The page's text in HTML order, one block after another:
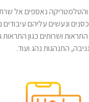
ונעשים עליהם עיבודים
התראות ושרותים כגון התראות
התנהגות נהג ועוד.